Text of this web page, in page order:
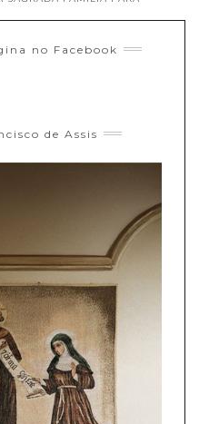
no Facebook
de Assis